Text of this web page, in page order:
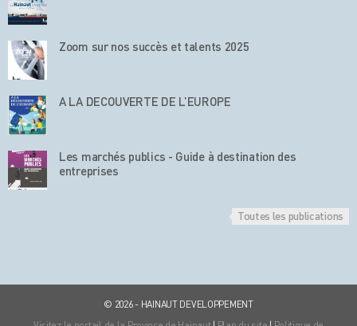
Zoom sur nos succès et talents 2025
A LA DECOUVERTE DE L’EUROPE
Les marchés publics - Guide à destination des
entreprises
Toutes les publications
© 2026 - HAINAUT DEVELOPPEMENT